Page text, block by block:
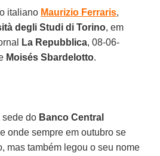
italiano Maurizio Ferraris,
degli Studi di Torino, em
La Repubblica, 08-06-
Moisés Sbardelotto.
sede do Banco Central
onde sempre em outubro se
mas também legou o seu nome